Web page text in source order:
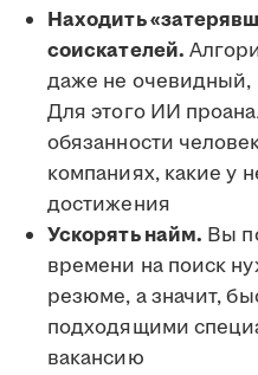
Находить
соискателей.
даже не очевидный,
Для этого ИИ
обязанности
компаниях, какие у
достижения
Ускорять найм. Вы
времени на поиск
резюме, а значит,
подходящими
вакансию